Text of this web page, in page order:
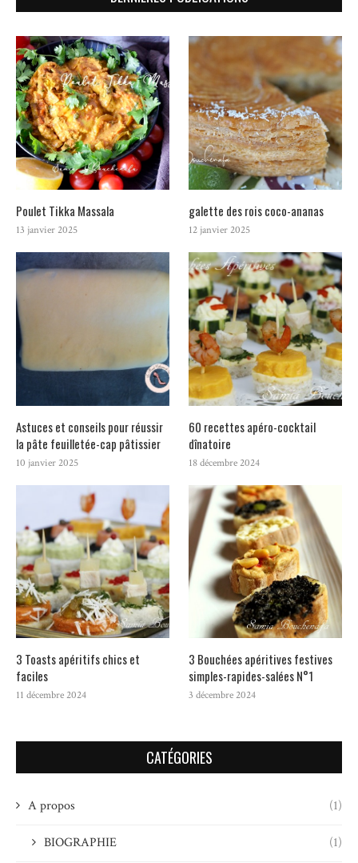
Poulet Tikka Massala
13 janvier 2025
galette des rois coco-ananas
12 janvier 2025
Astuces et conseils pour réussir
la pâte feuilletée-cap pâtissier
10 janvier 2025
60 recettes apéro-cocktail
dînatoire
18 décembre 2024
3 Toasts apéritifs chics et
faciles
11 décembre 2024
3 Bouchées apéritives festives
simples-rapides-salées N°1
3 décembre 2024
CATÉGORIES
A propos (1)
BIOGRAPHIE (1)